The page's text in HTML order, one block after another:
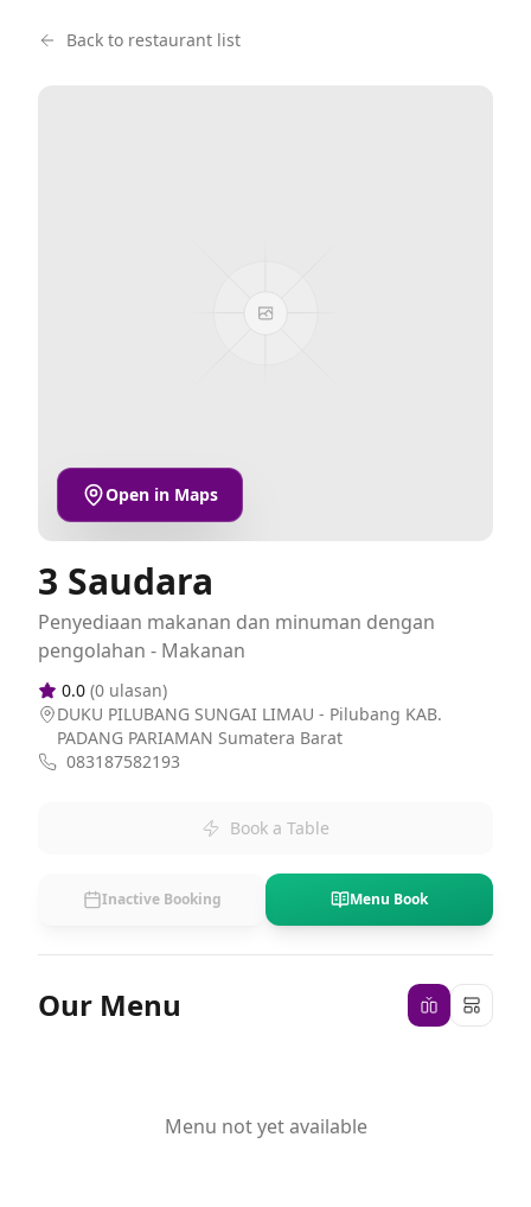
Back to restaurant list
Open in Maps
3 Saudara
Penyediaan makanan dan minuman dengan
pengolahan - Makanan
0.0 (0 ulasan)
DUKU PILUBANG SUNGAI LIMAU - Pilubang KAB.
PADANG PARIAMAN Sumatera Barat
083187582193
Book a Table
Inactive Booking Menu Book
Our Menu
Menu not yet available